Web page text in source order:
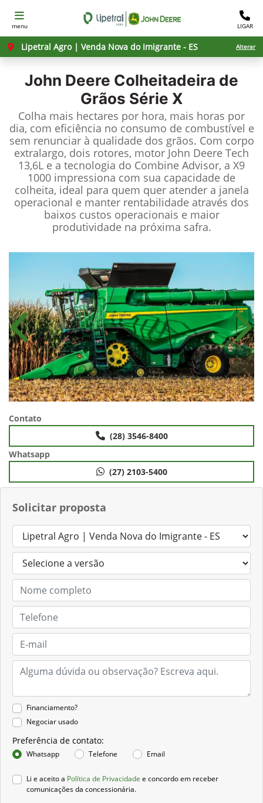
menu LIGAR
Lipetral Agro | Venda Nova do Imigrante - ES Alterar
John Deere Colheitadeira de
Grãos Série X
Colha mais hectares por hora, mais horas por
dia, com eficiência no consumo de combustível e
sem renunciar à qualidade dos grãos. Com corpo
extralargo, dois rotores, motor John Deere Tech
13,6L e a tecnologia do Combine Advisor, a X9
1000 impressiona com sua capacidade de
colheita, ideal para quem quer atender a janela
operacional e manter rentabilidade através dos
baixos custos operacionais e maior
produtividade na próxima safra.
Solicitar proposta
Financiamento?
Negociar usado
Preferência de contato:
Whatsapp Telefone Email
Li e aceito a Política de Privacidade e concordo em receber
comunicações da concessionária.
Anterior
Contato
(28) 3546-8400
Whatsapp
(27) 2103-5400